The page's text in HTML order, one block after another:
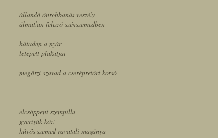
állandó önrobbanás veszély
álmatlan felizzó szénszemedben
hátadon a nyár
letépett plakátjai
megőrzi szavad a cserépretört korsó
-----------------------------------
elcsöppent szempilla
gyertyák közt
hûvös szemed ravatali magánya